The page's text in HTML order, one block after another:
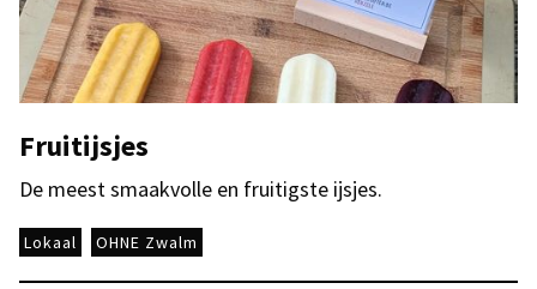
Fruitijsjes
De meest smaakvolle en fruitigste ijsjes.
Lokaal OHNE Zwalm